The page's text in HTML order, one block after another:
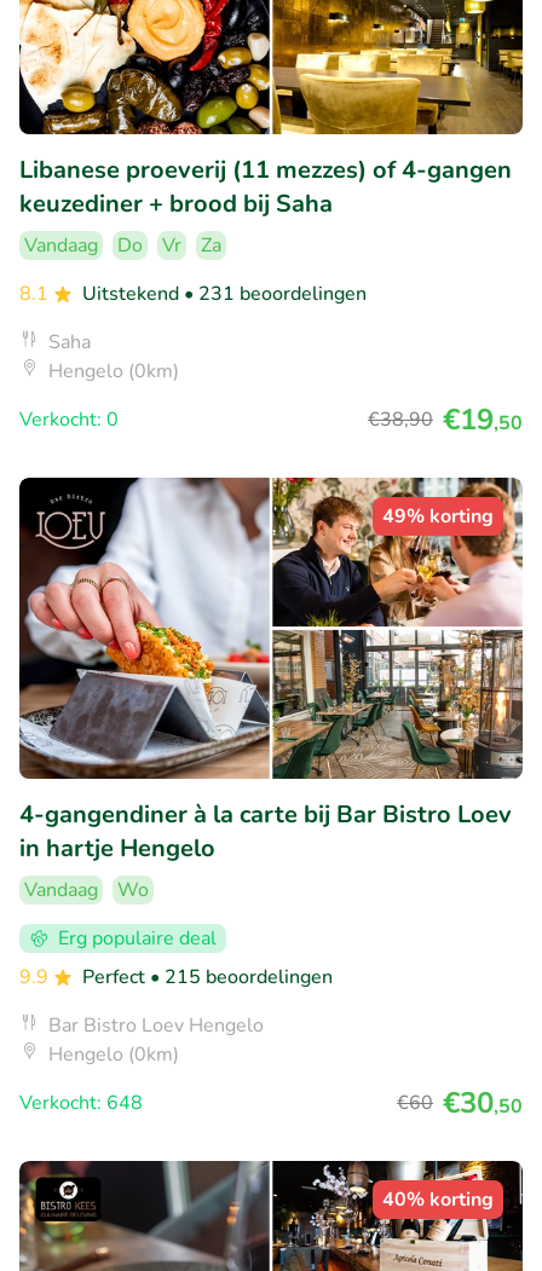
Libanese proeverij (11 mezzes) of 4-gangen
keuzediner + brood bij Saha
Vandaag Do Vr
Za
8.1
Uitstekend • 231 beoordelingen
Saha
Hengelo (0km)
Verkocht: 0
€38,90 €19,50
49% korting
4-gangendiner à la carte bij Bar Bistro Loev
in hartje Hengelo
Vandaag
Wo
Erg populaire deal
9.9
Perfect • 215 beoordelingen
Bar Bistro Loev Hengelo
Hengelo (0km)
Verkocht: 648
€60 €30,50
40% korting